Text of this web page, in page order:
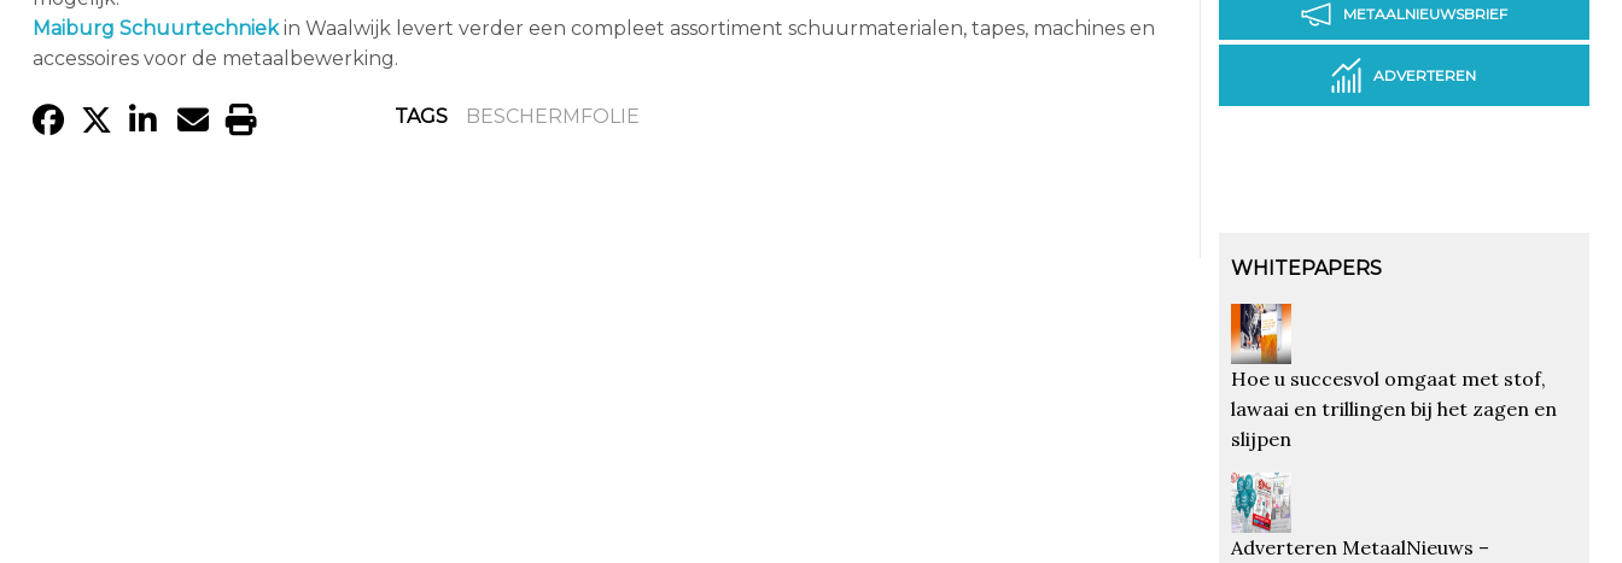
Maiburg Schuurtechniekin Waalwijk levert verder een compleet assortiment schuurmaterialen, tapes, machines en
accessoires voor de metaalbewerking.
TAGS BESCHERMFOLIE
METAALNIEUWSBRIEF
ADVERTEREN
WHITEPAPERS
Hoe u succesvol omgaat met stof,
lawaai en trillingen bij het zagen en
slijpen
Adverteren MetaalNieuws –